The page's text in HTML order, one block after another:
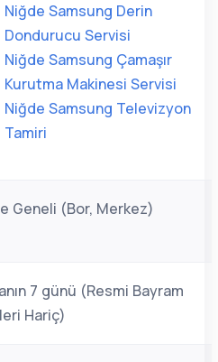
Niğde Samsung Derin
Dondurucu Servisi
Niğde Samsung Çamaşır
Kurutma Makinesi Servisi
Niğde Samsung Televizyon
Tamiri
Geneli (Bor, Merkez)
7 günü (Resmi Bayram
Hariç)